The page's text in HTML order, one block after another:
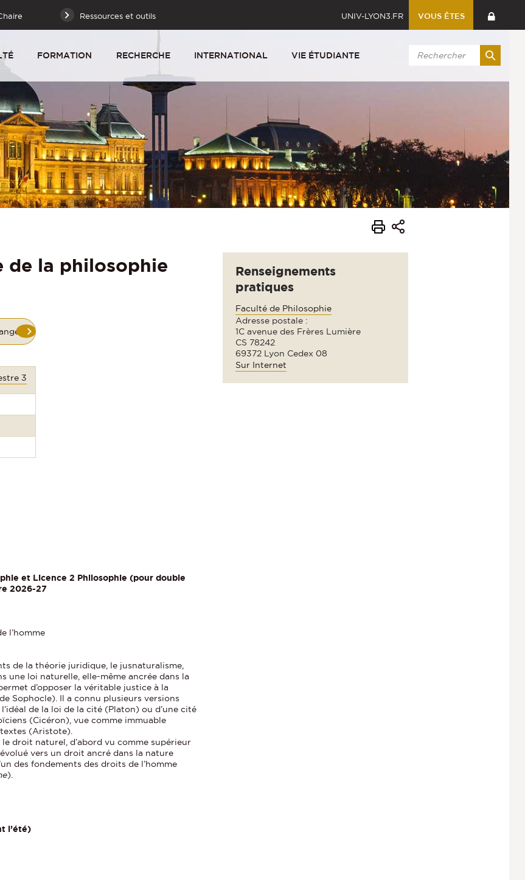
Ressources et outils UNIV-LYON3.FR VOUS ÊTES
FORMATION RECHERCHE INTERNATIONAL VIE ÉTUDIANTE
de la philosophie
3
et Licence 2 Philosophie (pour double
2026-27
l’homme
de la théorie juridique, le jusnaturalisme,
une loi naturelle, elle-même ancrée dans la
d’opposer la véritable justice à la
de Sophocle). Il a connu plusieurs versions
de la loi de la cité (Platon) ou d’une cité
(Cicéron), vue comme immuable
(Aristote).
droit naturel, d’abord vu comme supérieur
vers un droit ancré dans la nature
des fondements des droits de l’homme
).
l’été)
Renseignements
pratiques
Faculté de Philosophie
Adresse postale :
1C avenue des Frères Lumière
CS 78242
69372 Lyon Cedex 08
Sur Internet